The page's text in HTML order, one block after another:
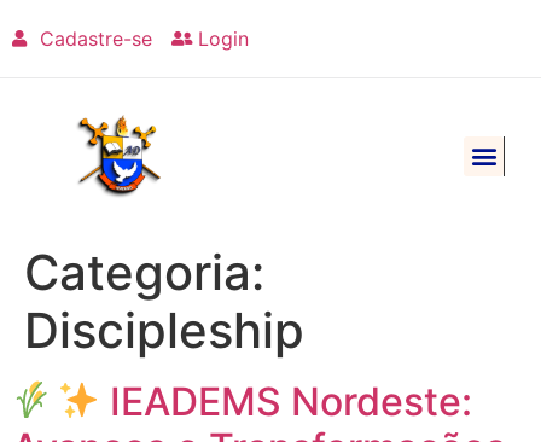
Cadastre-se Login
Categoria:
Discipleship
IEADEMS Nordeste: